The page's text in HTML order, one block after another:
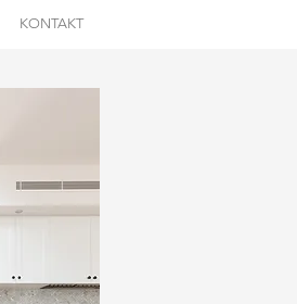
KONTAKT